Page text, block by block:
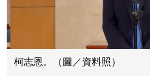
柯志恩。（圖／資料照）